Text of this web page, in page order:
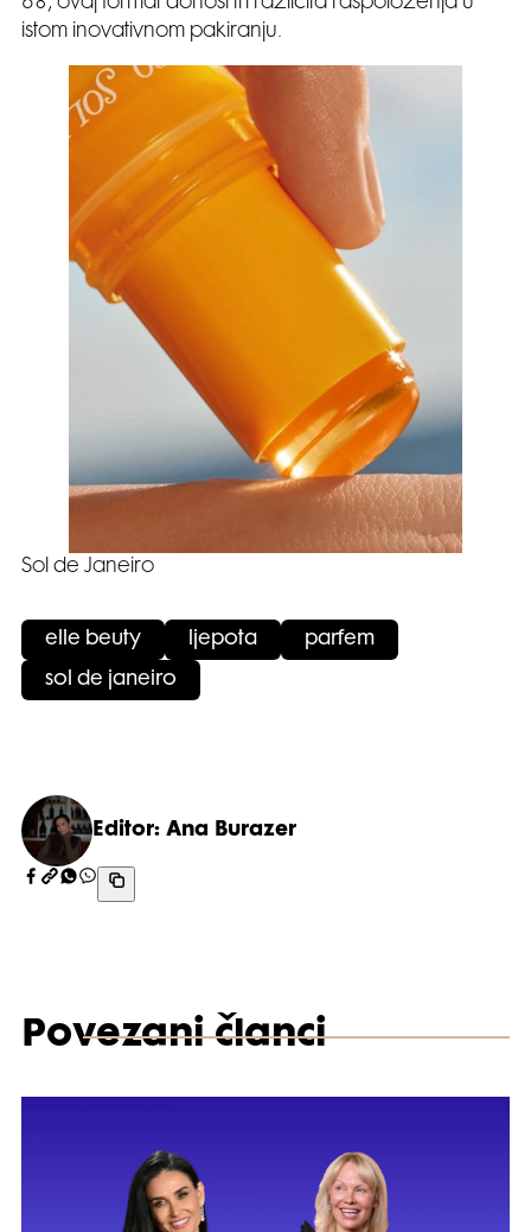
istom inovativnom pakiranju.
Sol de Janeiro
elle beuty ljepota parfem
sol de janeiro
Editor: Ana Burazer
Povezani članci